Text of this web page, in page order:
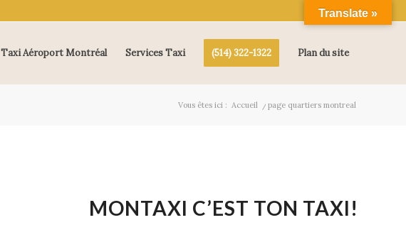
Taxi Aéroport Montréal Services Taxi (514) 322-1322 Plan du site
Vous êtes ici : Accueil / page quartiers montreal
MONTAXI C’EST TON TAXI!
Translate »